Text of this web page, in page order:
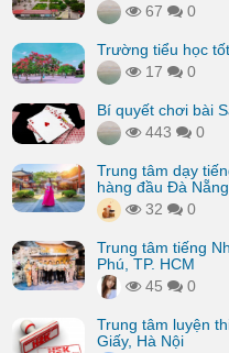
67
0
Trường tiểu học
17
0
Bí quyết chơi bài
443
0
Trung tâm dạy
hàng đầu Đà Nẵng
32
0
Trung tâm tiếng
Phú, TP. HCM
45
0
Trung tâm luyện
Giấy, Hà Nội